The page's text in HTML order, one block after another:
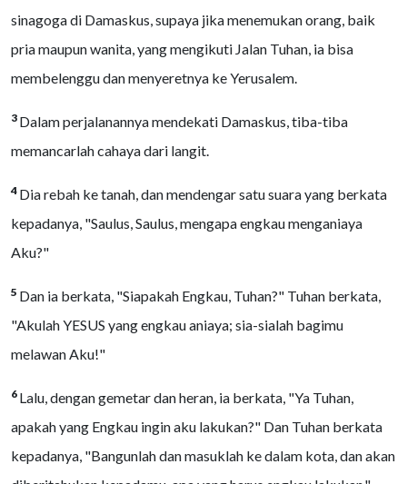
sinagoga di Damaskus, supaya jika menemukan orang, baik
pria maupun wanita, yang mengikuti Jalan Tuhan, ia bisa
membelenggu dan menyeretnya ke Yerusalem.
3 Dalam perjalanannya mendekati Damaskus, tiba-tiba
memancarlah cahaya dari langit.
4 Dia rebah ke tanah, dan mendengar satu suara yang berkata
kepadanya, "Saulus, Saulus, mengapa engkau menganiaya
Aku?"
5 Dan ia berkata, "Siapakah Engkau, Tuhan?" Tuhan berkata,
"Akulah YESUS yang engkau aniaya; sia-sialah bagimu
melawan Aku!"
6 Lalu, dengan gemetar dan heran, ia berkata, "Ya Tuhan,
apakah yang Engkau ingin aku lakukan?" Dan Tuhan berkata
kepadanya, "Bangunlah dan masuklah ke dalam kota, dan akan